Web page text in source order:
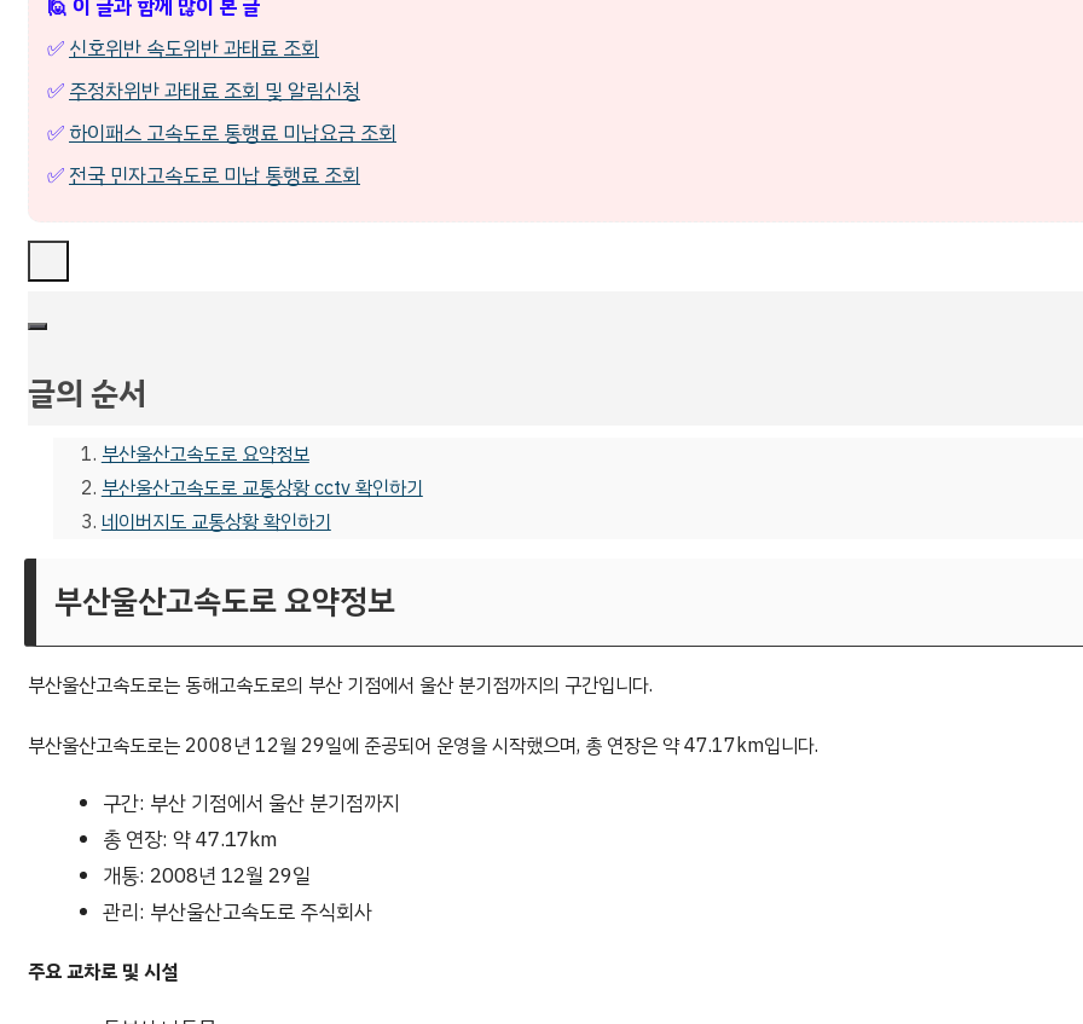
🙋 이 글과 함께 많이 본 글
✅신호위반 속도위반 과태료 조회
✅주정차위반 과태료 조회 및 알림신청
✅하이패스 고속도로 통행료 미납요금 조회
✅전국 민자고속도로 미납 통행료 조회
글의 순서
부산울산고속도로 요약정보
부산울산고속도로 교통상황 cctv 확인하기
네이버지도 교통상황 확인하기
부산울산고속도로 요약정보
부산울산고속도로는 동해고속도로의 부산 기점에서 울산 분기점까지의 구간입니다.
부산울산고속도로는 2008년 12월 29일에 준공되어 운영을 시작했으며, 총 연장은 약 47.17km입니다.
구간: 부산 기점에서 울산 분기점까지
총 연장: 약 47.17km
개통: 2008년 12월 29일
관리: 부산울산고속도로 주식회사
주요 교차로 및 시설